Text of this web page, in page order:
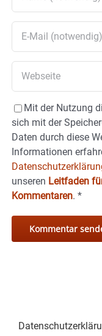
Mit der Nutzung
sich mit der
Daten durch diese
Informationen
unseren Leitfaden
Kommentaren. *